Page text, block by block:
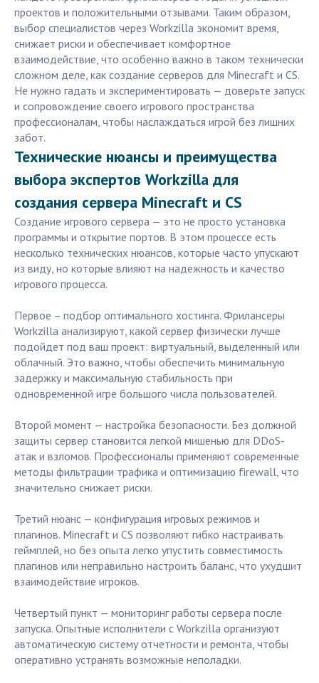
проектов и положительными отзывами. Таким образом,
выбор специалистов через Workzilla экономит время,
снижает риски и обеспечивает комфортное
взаимодействие, что особенно важно в таком технически
сложном деле, как создание серверов для Minecraft и CS.
Не нужно гадать и экспериментировать — доверьте запуск
и сопровождение своего игрового пространства
профессионалам, чтобы наслаждаться игрой без лишних
забот.
Технические нюансы и преимущества
выбора экспертов Workzilla для
создания сервера Minecraft и CS
Создание игрового сервера — это не просто установка
программы и открытие портов. В этом процессе есть
несколько технических нюансов, которые часто упускают
из виду, но которые влияют на надежность и качество
игрового процесса.
Первое – подбор оптимального хостинга. Фрилансеры
Workzilla анализируют, какой сервер физически лучше
подойдет под ваш проект: виртуальный, выделенный или
облачный. Это важно, чтобы обеспечить минимальную
задержку и максимальную стабильность при
одновременной игре большого числа пользователей.
Второй момент — настройка безопасности. Без должной
защиты сервер становится легкой мишенью для DDoS-
атак и взломов. Профессионалы применяют современные
методы фильтрации трафика и оптимизацию firewall, что
значительно снижает риски.
Третий нюанс — конфигурация игровых режимов и
плагинов. Minecraft и CS позволяют гибко настраивать
геймплей, но без опыта легко упустить совместимость
плагинов или неправильно настроить баланс, что ухудшит
взаимодействие игроков.
Четвертый пункт — мониторинг работы сервера после
запуска. Опытные исполнители с Workzilla организуют
автоматическую систему отчетности и ремонта, чтобы
оперативно устранять возможные неполадки.